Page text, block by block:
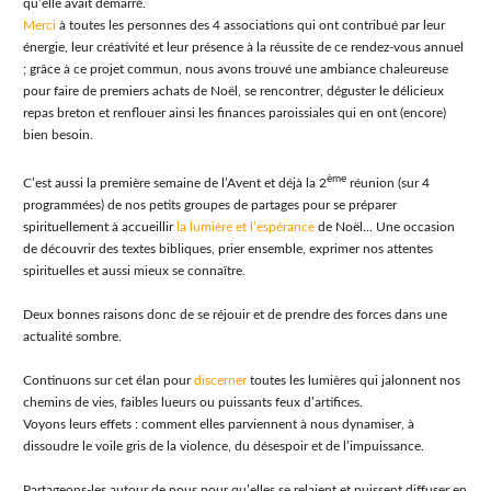
qu’elle avait démarré.
Merci à toutes les personnes des 4 associations qui ont contribué par leur
énergie, leur créativité et leur présence à la réussite de ce rendez-vous annuel
; grâce à ce projet commun, nous avons trouvé une ambiance chaleureuse
pour faire de premiers achats de Noël, se rencontrer, déguster le délicieux
repas breton et renflouer ainsi les finances paroissiales qui en ont (encore)
bien besoin.
C’est aussi la première semaine de l’Avent et déjà la 2ème réunion (sur 4
programmées) de nos petits groupes de partages pour se préparer
spirituellement à accueillir la lumière et l’espérance de Noël… Une occasion
de découvrir des textes bibliques, prier ensemble, exprimer nos attentes
spirituelles et aussi mieux se connaître.
Deux bonnes raisons donc de se réjouir et de prendre des forces dans une
actualité sombre.
Continuons sur cet élan pourdiscernertoutes les lumières qui jalonnent nos
chemins de vies, faibles lueurs ou puissants feux d’artifices.
Voyons leurs effets : comment elles parviennent à nous dynamiser, à
dissoudre le voile gris de la violence, du désespoir et de l’impuissance.